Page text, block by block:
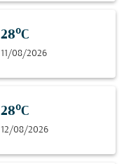
28°C
11/08/2026
28°C
12/08/2026